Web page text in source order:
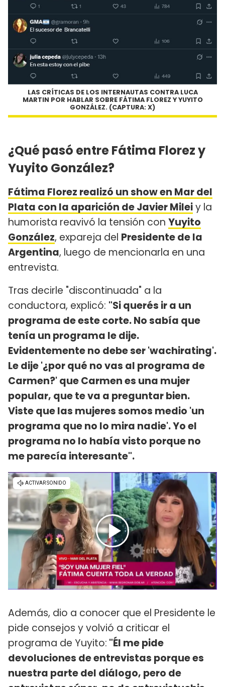
LAS CRÍTICAS DE LOS INTERNAUTAS CONTRA LUCA
MARTIN POR HABLAR SOBRE FÁTIMA FLOREZ Y YUYITO
GONZÁLEZ. (CAPTURA: X)
¿Qué pasó entre Fátima Florez y
Yuyito González?
Fátima Florez realizó un show en Mar del
Plata con la aparición de Javier Mileiy la
humorista reavivó la tensión con Yuyito
González, expareja del Presidente de la
Argentina, luego de mencionarla en una
entrevista.
Tras decirle "discontinuada" a la
conductora, explicó: "Si querés ir a un
programa de este corte. No sabía que
tenía un programa le dije.
Evidentemente no debe ser 'wachirating'.
Le dije '¿por qué no vas al programa de
Carmen?' que Carmen es una mujer
popular, que te va a preguntar bien.
Viste que las mujeres somos medio 'un
programa que no lo mira nadie'. Yo el
programa no lo había visto porque no
me parecía interesante".
Además, dio a conocer que el Presidente le
pide consejos y volvió a criticar el
programa de Yuyito: "Él me pide
devoluciones de entrevistas porque es
nuestra parte del diálogo, pero de